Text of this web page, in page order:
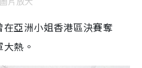
亞洲小姐香港區決賽奪
熱。